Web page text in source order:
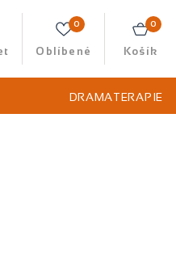
0
Oblíbené
0
Košík
DRAMATERAPIE